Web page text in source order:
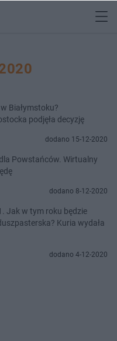
Białymstoku?
podjęła decyzję
dodano 15-12-2020
Powstańców. Wirtualny
dodano 8-12-2020
Jak w tym roku będzie
Kuria wydała
dodano 4-12-2020